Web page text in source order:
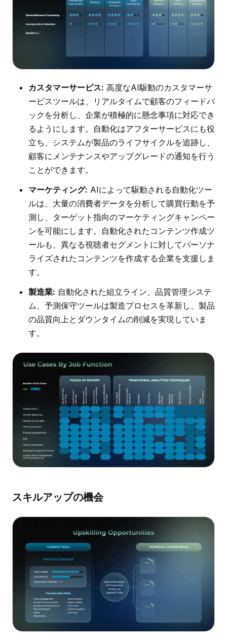
カスタマーサービス: 高度なAI駆動のカスタマーサ
ービスツールは、リアルタイムで顧客のフィードバ
ックを分析し、企業が積極的に懸念事項に対応でき
るようにします。自動化はアフターサービスにも役
立ち、システムが製品のライフサイクルを追跡し、
顧客にメンテナンスやアップグレードの通知を行う
ことができます。
マーケティング: AIによって駆動される自動化ツー
ルは、大量の消費者データを分析して購買行動を予
測し、ターゲット指向のマーケティングキャンペー
ンを可能にします。自動化されたコンテンツ作成ツ
ールも、異なる視聴者セグメントに対してパーソナ
ライズされたコンテンツを作成する企業を支援しま
す。
製造業: 自動化された組立ライン、品質管理システ
ム、予測保守ツールは製造プロセスを革新し、製品
の品質向上とダウンタイムの削減を実現していま
す。
スキルアップの機会